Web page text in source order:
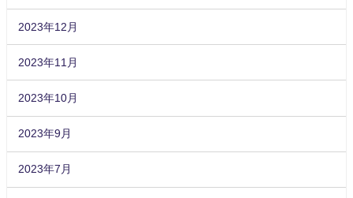
2023年12月
2023年11月
2023年10月
2023年9月
2023年7月